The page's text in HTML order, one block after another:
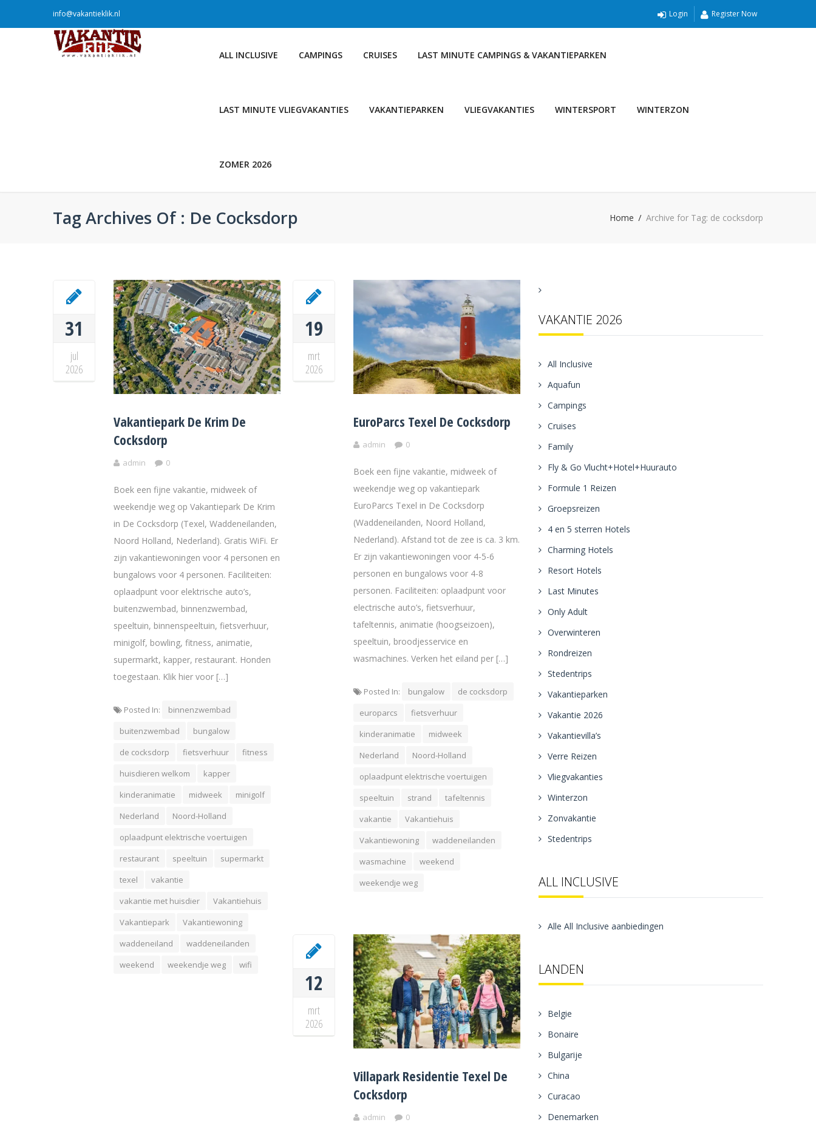
info@vakantieklik.nl Login Register Now
ALL INCLUSIVE CAMPINGS CRUISES LAST MINUTE CAMPINGS & VAKANTIEPARKEN
LAST MINUTE VLIEGVAKANTIES VAKANTIEPARKEN VLIEGVAKANTIES WINTERSPORT WINTERZON
ZOMER 2026
Tag Archives Of : De Cocksdorp Home Archive for Tag: de cocksdorp
31
jul
2026
Vakantiepark De Krim De
Cocksdorp
admin 0
Boek een fijne vakantie, midweek of
weekendje weg op Vakantiepark De Krim
in De Cocksdorp (Texel, Waddeneilanden,
Noord Holland, Nederland). Gratis WiFi. Er
zijn vakantiewoningen voor 4 personen en
bungalows voor 4 personen. Faciliteiten:
oplaadpunt voor elektrische auto’s,
buitenzwembad, binnenzwembad,
speeltuin, binnenspeeltuin, fietsverhuur,
minigolf, bowling, fitness, animatie,
supermarkt, kapper, restaurant. Honden
toegestaan. Klik hier voor […]
Posted In:
binnenzwembad
buitenzwembad
bungalow
de cocksdorp
fietsverhuur
fitness
huisdieren welkom
kapper
kinderanimatie
midweek
minigolf
Nederland
Noord-Holland
oplaadpunt elektrische voertuigen
restaurant
speeltuin
supermarkt
texel
vakantie
vakantie met huisdier
Vakantiehuis
Vakantiepark
Vakantiewoning
waddeneiland
waddeneilanden
weekend
weekendje weg wifi
19
mrt
2026
EuroParcs Texel De Cocksdorp
admin 0
Boek een fijne vakantie, midweek of
weekendje weg op vakantiepark
EuroParcs Texel in De Cocksdorp
(Waddeneilanden, Noord Holland,
Nederland). Afstand tot de zee is ca. 3 km.
Er zijn vakantiewoningen voor 4-5-6
personen en bungalows voor 4-8
personen. Faciliteiten: oplaadpunt voor
electrische auto’s, fietsverhuur,
tafeltennis, animatie (hoogseizoen),
speeltuin, broodjesservice en
wasmachines. Verken het eiland per […]
Posted In: bungalow
de cocksdorp
europarcs
fietsverhuur
kinderanimatie
midweek
Nederland
Noord-Holland
oplaadpunt elektrische voertuigen
speeltuin
strand
tafeltennis
vakantie
Vakantiehuis
Vakantiewoning
waddeneilanden
wasmachine
weekend
weekendje weg
12
mrt
2026
Villapark Residentie Texel De
Cocksdorp
admin 0
VAKANTIE 2026
All Inclusive
Aquafun
Campings
Cruises
Family
Fly & Go Vlucht+Hotel+Huurauto
Formule 1 Reizen
Groepsreizen
4 en 5 sterren Hotels
Charming Hotels
Resort Hotels
Last Minutes
Only Adult
Overwinteren
Rondreizen
Stedentrips
Vakantieparken
Vakantie 2026
Vakantievilla’s
Verre Reizen
Vliegvakanties
Winterzon
Zonvakantie
Stedentrips
ALL INCLUSIVE
Alle All Inclusive aanbiedingen
LANDEN
Belgie
Bonaire
Bulgarije
China
Curacao
Denemarken